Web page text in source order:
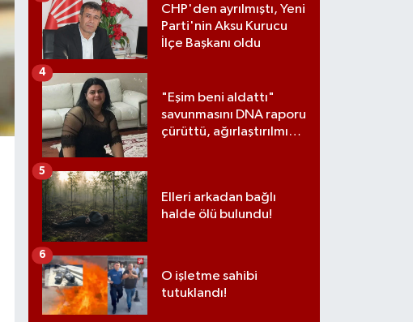
CHP'den ayrılmıştı, Yeni
Parti'nin Aksu Kurucu
İlçe Başkanı oldu
"Eşim beni aldattı"
savunmasını DNA raporu
çürüttü, ağırlaştırılmış
4
Elleri arkadan bağlı
halde ölü bulundu!
5
O işletme sahibi
tutuklandı!
6